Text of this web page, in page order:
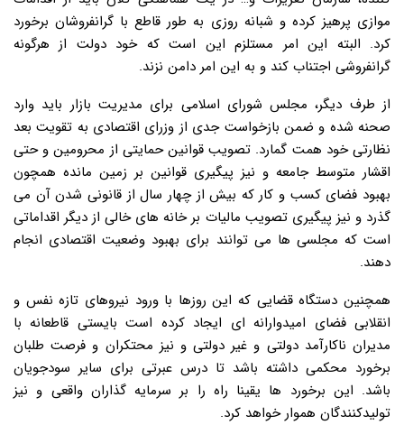
موازی پرهیز کرده و شبانه روزی به طور قاطع با گرانفروشان برخورد
کرد. البته این امر مستلزم این است که خود دولت از هرگونه
گرانفروشی اجتناب کند و به این امر دامن نزند.
از طرف دیگر، مجلس شورای اسلامی برای مدیریت بازار باید وارد
صحنه شده و ضمن بازخواست جدی از وزرای اقتصادی به تقویت بعد
نظارتی خود همت گمارد. تصویب قوانین حمایتی از محرومین و حتی
اقشار متوسط جامعه و نیز پیگیری قوانین بر زمین مانده همچون
بهبود فضای کسب و کار که بیش از چهار سال از قانونی شدن آن می
گذرد و نیز پیگیری تصویب مالیات بر خانه های خالی از دیگر اقداماتی
است که مجلسی ها می توانند برای بهبود وضعیت اقتصادی انجام
دهند.
همچنین دستگاه قضایی که این روزها با ورود نیروهای تازه نفس و
انقلابی فضای امیدوارانه ای ایجاد کرده است بایستی قاطعانه با
مدیران ناکارآمد دولتی و غیر دولتی و نیز محتکران و فرصت طلبان
برخورد محکمی داشته باشد تا درس عبرتی برای سایر سودجویان
باشد. این برخورد ها یقینا راه را بر سرمایه گذاران واقعی و نیز
تولیدکنندگان هموار خواهد کرد.